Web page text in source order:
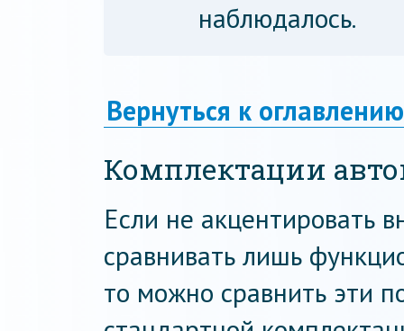
наблюдалось.
Вернуться к оглавлению
Комплектации
Если не акцентировать
сравнивать лишь
то можно сравнить эти